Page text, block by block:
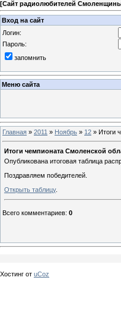
[Сайт радиолюбителей
Вход на сайт
Логин:
Пароль:
запомнить
Меню сайта
Главная » 2011 » Ноябрь » 12 » Итоги
Итоги чемпионата Смоленской
Опубликована итоговая таблица
Поздравляем победителей.
Открыть таблицу.
Всего комментариев: 0
Хостинг от uCoz